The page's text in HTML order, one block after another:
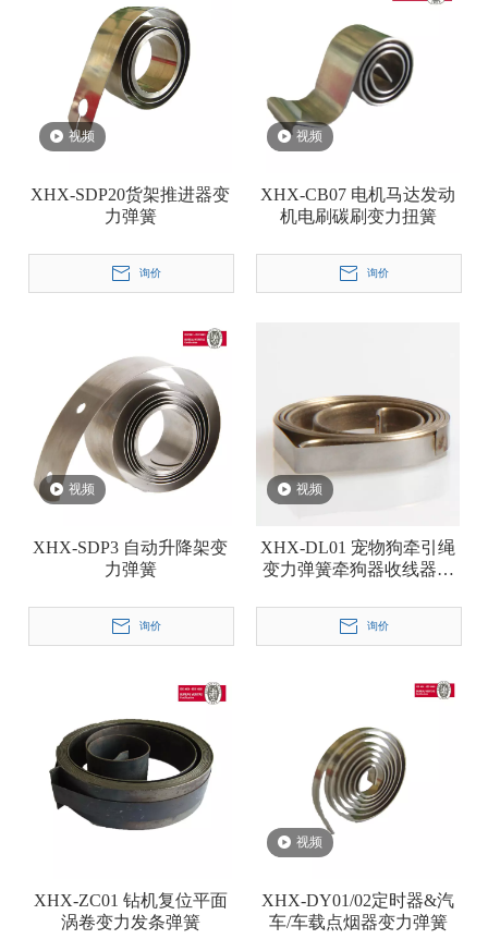
视频
XHX-SDP20货架推进器变
力弹簧
询价
视频
XHX-CB07 电机马达发动
机电刷碳刷变力扭簧
询价
视频
XHX-SDP3 自动升降架变
力弹簧
询价
视频
XHX-DL01 宠物狗牵引绳
变力弹簧牵狗器收线器发
询价
XHX-ZC01 钻机复位平面
涡卷变力发条弹簧
视频
XHX-DY01/02定时器&汽
车/车载点烟器变力弹簧